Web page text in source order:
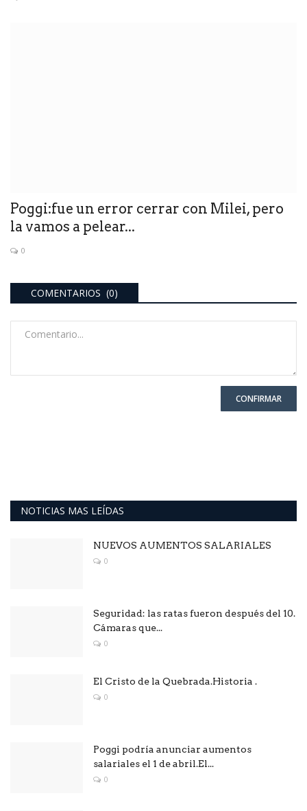
Poggi:fue un error cerrar con Milei, pero
la vamos a pelear...
0
COMENTARIOS (0)
CONFIRMAR
NOTICIAS MAS LEÍDAS
NUEVOS AUMENTOS SALARIALES
0
Seguridad: las ratas fueron después del 10.
Cámaras que...
0
El Cristo de la Quebrada.Historia .
0
Poggi podría anunciar aumentos
salariales el 1 de abril.El...
0